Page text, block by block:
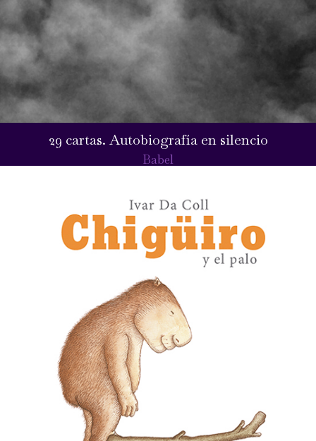
29 cartas. Autobiografía en silencio
Babel